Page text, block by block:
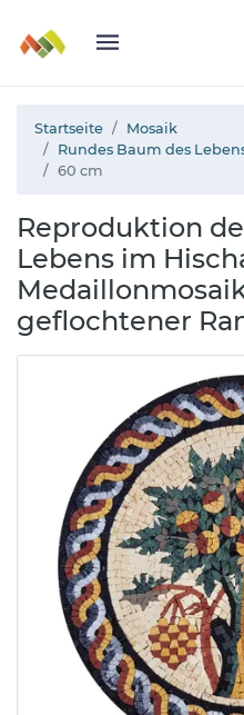
Startseite
Mosaik
Rundes Baum des
60 cm
Reproduktion
Lebens im
geflochtener